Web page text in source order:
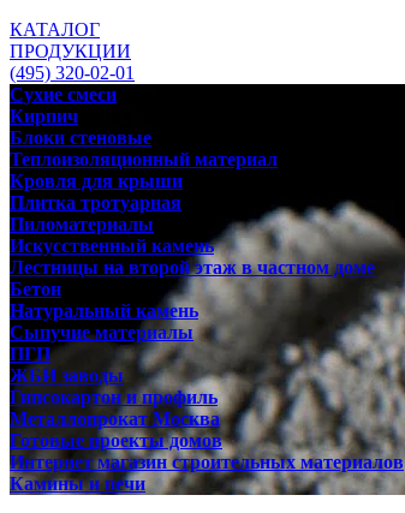
КАТАЛОГ
ПРОДУКЦИИ
(495) 320-02-01
Сухие смеси
Кирпич
Блоки стеновые
Теплоизоляционный материал
Кровля для крыши
Плитка тротуарная
Пиломатериалы
Искусственный камень
Лестницы на второй этаж в частном доме
Бетон
Натуральный камень
Сыпучие материалы
ПГП
ЖБИ заводы
Гипсокартон и профиль
Металлопрокат Москва
Готовые проекты домов
Интернет магазин строительных материалов
Камины и печи